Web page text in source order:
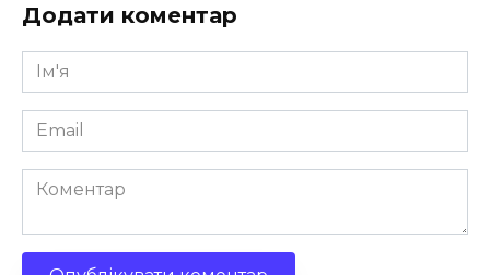
Додати коментар
Ім'я
*
Email
*
Коментар